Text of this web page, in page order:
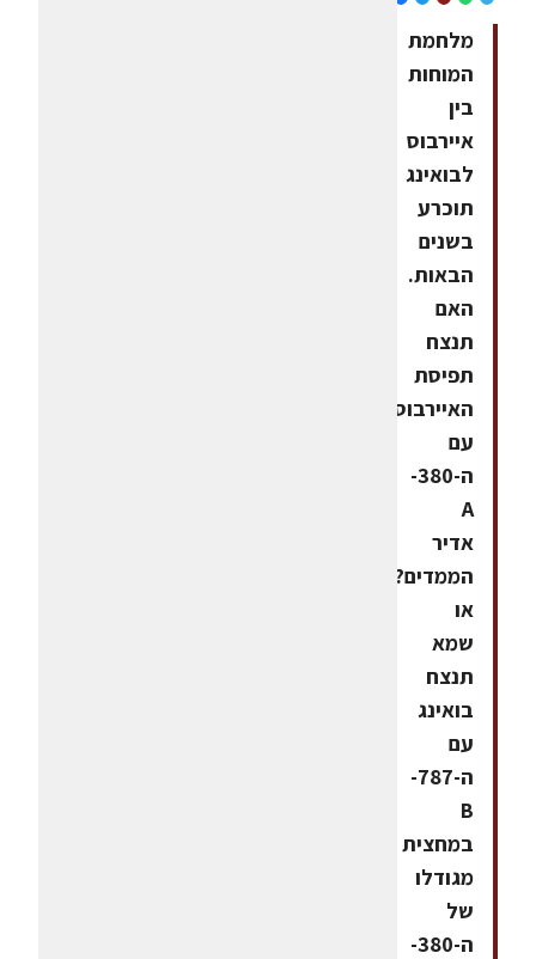
מלחמת
המוחות
בין
איירבוס
לבואינג
תוכרע
בשנים
הבאות.
האם
תנצח
תפיסת
האיירבוס
עם
ה-380-
A
אדיר
הממדים?
או
שמא
תנצח
בואינג
עם
ה-787-
B
במחצית
מגודלו
של
ה-380-